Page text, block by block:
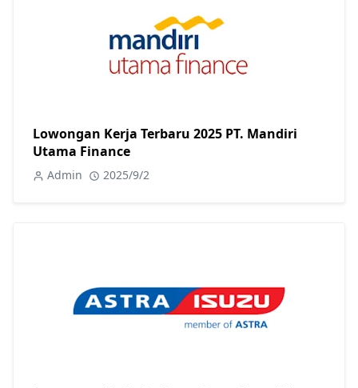
Lowongan Kerja Terbaru 2025 PT. Mandiri
Utama Finance
Admin 2025/9/2